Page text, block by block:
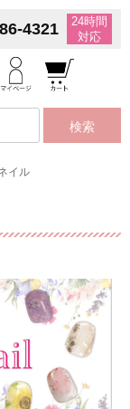
4321
24時間
対応
検索
イル